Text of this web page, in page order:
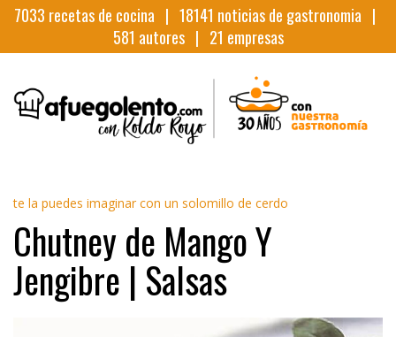
7033 recetas de cocina | 18141 noticias de gastronomia |
581 autores | 21 empresas
te la puedes imaginar con un solomillo de cerdo
Chutney de Mango Y
Jengibre | Salsas